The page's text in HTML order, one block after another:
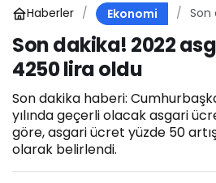
Haberler Ekonomi
Son
Son dakika! 2022
4250 lira oldu
Son dakika haberi:
yılında geçerli olacak asgari
göre, asgari ücret yüzde 50
olarak belirlendi.